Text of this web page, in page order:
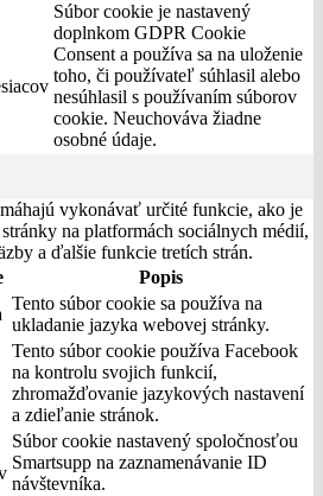
Súbor cookie je nastavený
doplnkom GDPR Cookie
Consent a používa sa na uloženie
toho, či používateľ súhlasil alebo
nesúhlasil s používaním súborov
cookie. Neuchováva žiadne
osobné údaje.
vykonávať určité funkcie, ako je
na platformách sociálnych médií,
a ďalšie funkcie tretích strán.
Popis
Tento súbor cookie sa používa na
ukladanie jazyka webovej stránky.
Tento súbor cookie používa Facebook
na kontrolu svojich funkcií,
zhromažďovanie jazykových nastavení
a zdieľanie stránok.
Súbor cookie nastavený spoločnosťou
Smartsupp na zaznamenávanie ID
návštevníka.